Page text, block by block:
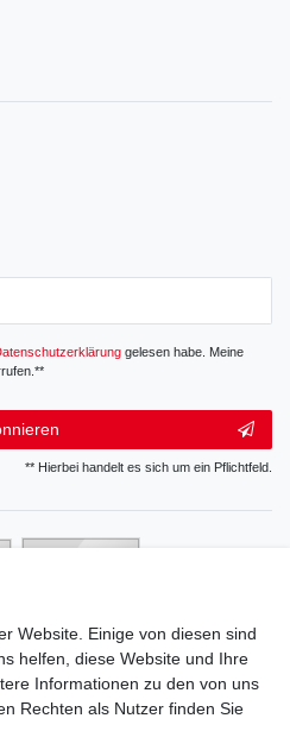
gelesen habe. Meine
** Hierbei handelt es sich um ein Pflichtfeld.
Website. Einige von diesen sind
helfen, diese Website und Ihre
Informationen zu den von uns
Rechten als Nutzer finden Sie